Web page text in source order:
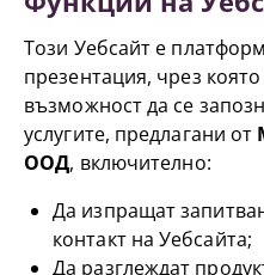
Този Уебсайт е
презентация, чрез
възможност да се
услугите, предлагани от
ООД, включително:
Да изпращат
контакт на Уебсайта;
Да разглеждат